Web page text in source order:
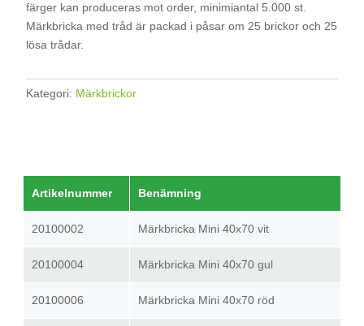
färger kan produceras mot order, minimiantal 5.000 st.
Märkbricka med tråd är packad i påsar om 25 brickor och 25
lösa trådar.
Kategori: Märkbrickor
Artikelnummer Benämning
20100002 Märkbricka Mini 40x70 vit
20100004 Märkbricka Mini 40x70 gul
20100006 Märkbricka Mini 40x70 röd